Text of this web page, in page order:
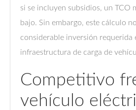
si se incluyen subsidios, un TCO
bajo. Sin embargo, este cálculo
considerable inversión requerida
infraestructura de carga de
Competitivo
vehículo